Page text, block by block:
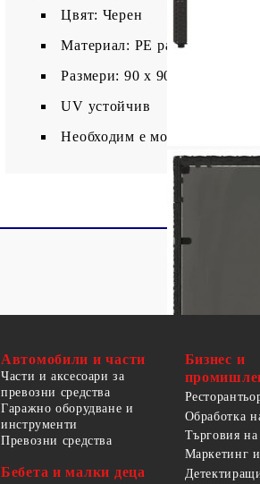
Цвят: Черен
Материал: PE ратан, прахово
Размери: 90 x 90 x 75 см (Д
UV устойчив
Необходим е монтаж
Автомобили и части
Части и аксесоари за
превозни средства
Гаражно оборудване и
инструменти
Превозни средства
Бебета и малки деца
Бизнес и
Обработка
Търговия
Маркетинг